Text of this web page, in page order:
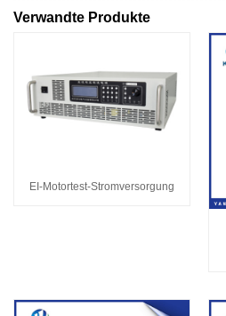
Verwandte Produkte
EI-Motortest-Stromversorgung